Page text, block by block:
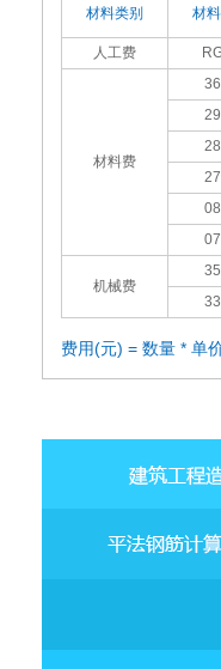
材料类别 材
人工费
材料费
机械费
费用(元) = 数量 * 单